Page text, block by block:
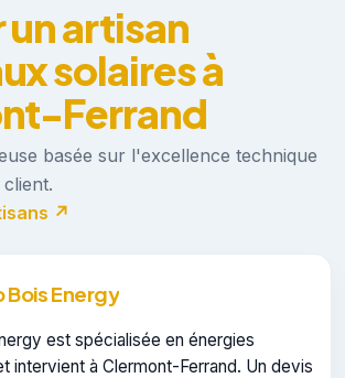
un artisan
solaires à
Ferrand
basée sur l'excellence technique
↗
Bois Energy
est spécialisée en énergies
intervient à Clermont-Ferrand. Un devis